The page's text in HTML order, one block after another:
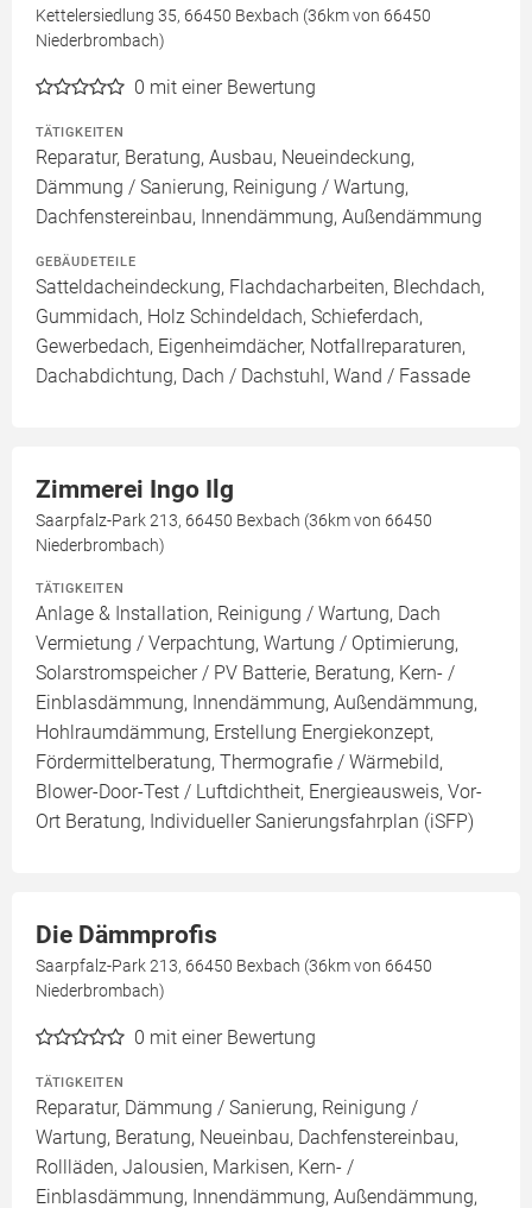
Kettelersiedlung 35, 66450 Bexbach (36km von 66450
Niederbrombach)
0 mit einer Bewertung
TÄTIGKEITEN
Reparatur, Beratung, Ausbau, Neueindeckung,
Dämmung / Sanierung, Reinigung / Wartung,
Dachfenstereinbau, Innendämmung, Außendämmung
GEBÄUDETEILE
Satteldacheindeckung, Flachdacharbeiten, Blechdach,
Gummidach, Holz Schindeldach, Schieferdach,
Gewerbedach, Eigenheimdächer, Notfallreparaturen,
Dachabdichtung, Dach / Dachstuhl, Wand / Fassade
Zimmerei Ingo Ilg
Saarpfalz-Park 213, 66450 Bexbach (36km von 66450
Niederbrombach)
TÄTIGKEITEN
Anlage & Installation, Reinigung / Wartung, Dach
Vermietung / Verpachtung, Wartung / Optimierung,
Solarstromspeicher / PV Batterie, Beratung, Kern- /
Einblasdämmung, Innendämmung, Außendämmung,
Hohlraumdämmung, Erstellung Energiekonzept,
Fördermittelberatung, Thermografie / Wärmebild,
Blower-Door-Test / Luftdichtheit, Energieausweis, Vor-
Ort Beratung, Individueller Sanierungsfahrplan (iSFP)
Die Dämmprofis
Saarpfalz-Park 213, 66450 Bexbach (36km von 66450
Niederbrombach)
0 mit einer Bewertung
TÄTIGKEITEN
Reparatur, Dämmung / Sanierung, Reinigung /
Wartung, Beratung, Neueinbau, Dachfenstereinbau,
Rollläden, Jalousien, Markisen, Kern- /
Einblasdämmung, Innendämmung, Außendämmung,